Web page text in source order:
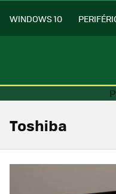
WINDOWS 10
Toshiba